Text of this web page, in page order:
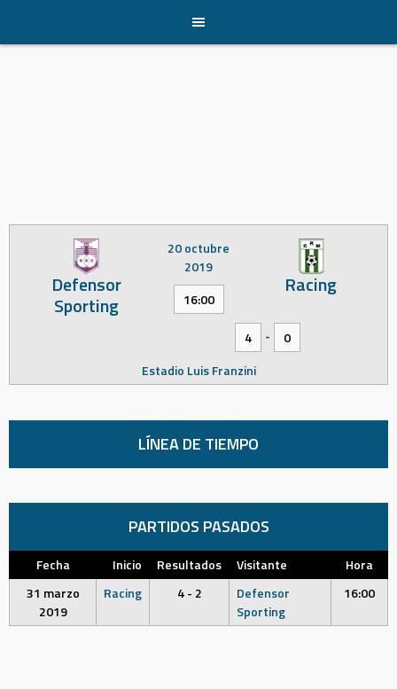
content
Defensor
Sporting
Racing
20 octubre
2019
16:00
4 -
0
Estadio Luis Franzini
LÍNEA DE TIEMPO
PARTIDOS PASADOS
Fecha Inicio Resultados Visitante
Hora
31 marzo
2019
Racing 4 - 2
Defensor
Sporting
16:00